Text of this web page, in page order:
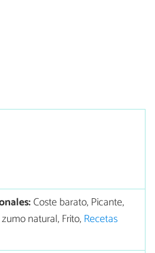
Coste barato, Picante,
natural, Frito,Recetas